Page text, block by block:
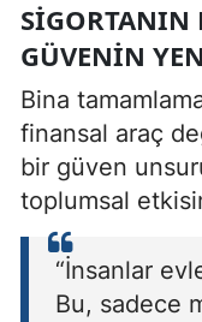
SIGORTANIN
GÜVENIN
Bina
finansal araç
bir güven
toplumsal
“İnsanlar
Bu, sadece